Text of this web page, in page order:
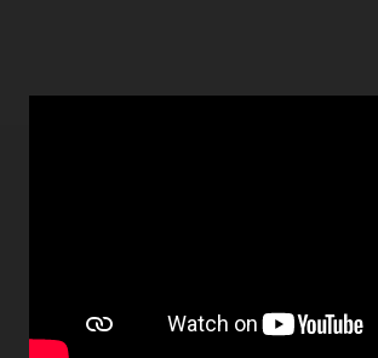
Vídeo de visão geral